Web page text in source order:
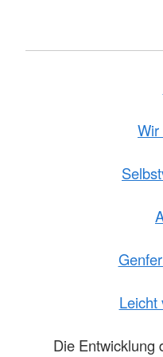
Wir
Leicht
Die Entwicklung